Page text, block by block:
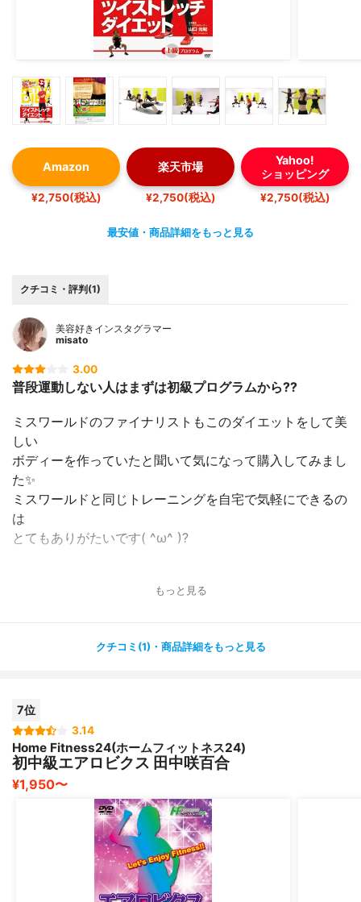
Amazon
¥2,750(税込)
楽天市場
¥2,750(税込)
Yahoo!
ショッピング
¥2,750(税込)
最安値・商品詳細をもっと見る
クチコミ・評判(1)
美容好きインスタグラマー
misato
3.00
普段運動しない人はまずは初級プログラムから??
ミスワールドのファイナリストもこのダイエットをして美
しい
ボディーを作っていたと聞いて気になって購入してみまし
た✨
ミスワールドと同じトレーニングを自宅で気軽にできるの
は
とてもありがたいです( ^ω^ )?
上級プログラムはかなりアクティブで体力を使いますが、
その分
たくさんツイストするので、くびれづくりへの効果は絶大
ですし、
体重的にも痩せることができました✨
ただ、運動を普段しない方にはこの DVDはかなりきつい
まずは初級編から試すのがおすすめです！
もっと見る
クチコミ(1)・商品詳細をもっと見る
7位
3.14
Home Fitness24(ホームフィットネス24)
初中級エアロビクス 田中咲百合
¥1,950〜